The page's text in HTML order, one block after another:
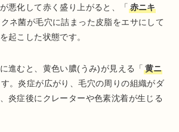
悪化して赤く盛り上がると、「 赤ニキ
ネ菌が毛穴に詰まった皮脂をエサにして
起こした状態です。
進むと、黄色い膿(うみ)が見える「 黄ニ
。炎症が広がり、毛穴の周りの組織がダ
炎症後にクレーターや色素沈着が生じる